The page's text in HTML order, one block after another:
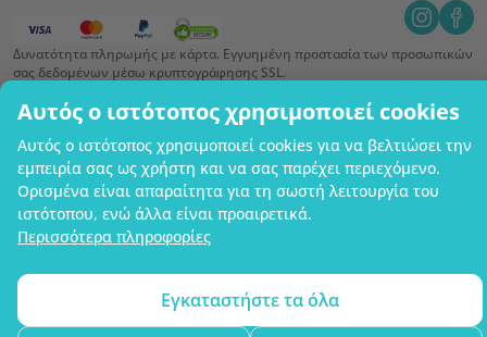
Αυτός ο ιστότοπος χρησιμοποιεί cookies
Αυτός ο ιστότοπος χρησιμοποιεί cookies για να βελτιώσει την
εμπειρία σας ως χρήστη και να σας παρέχει περιεχόμενο.
Ορισμένα είναι απαραίτητα για τη σωστή λειτουργία του
ιστότοπου, ενώ άλλα είναι προαιρετικά.
Περισσότερα πληροφορίες
Εγκαταστήστε τα όλα
Δυνατότητα πληρωμής με κάρτα. Εγγυημένη προστασία των προσωπικών
σας δεδομένων μέσω κρυπτογράφησης SSL.
Χάρτης ιστότοπουΧρήση των cookiesΡυθμίσεις cookies